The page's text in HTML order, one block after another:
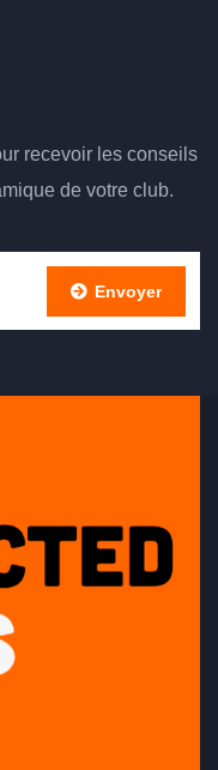
recevoir les conseils
de votre club.